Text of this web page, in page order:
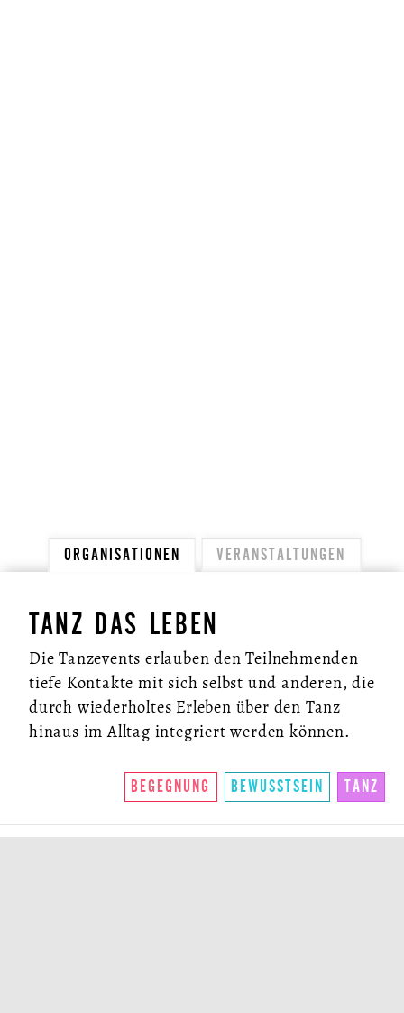
ORGANISATIONEN VERANSTALTUNGEN
TANZ DAS LEBEN
Die Tanzevents erlauben den Teilnehmenden
tiefe Kontakte mit sich selbst und anderen, die
durch wiederholtes Erleben über den Tanz
hinaus im Alltag integriert werden können.
BEGEGNUNG BEWUSSTSEIN TANZ